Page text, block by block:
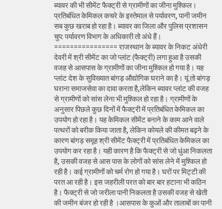
ब्यावर की भी सीमेंट फैक्ट्री से ग्रामीणों का जीना मुश्किल।
प्रतिबंधित केमिकल कचरे के इस्तेमाल से पर्यावरण, पानी जमीन
सब कुछ खराब हो रहा है। ब्यावर का जिला और पुलिस प्रशासन
चुप: पर्यावरण विभाग के अधिकारी तो अंधे हैं।
================ राजस्थान के ब्यावर के निकट अंधेरी
देवरी में श्री सीमेंट का जो प्लांट (फैक्ट्री) लगा हुआ है उसकी
वजह से आसपास के ग्रामीणों का जीना मुश्किल हो गया है। यह
प्लांट देश के सुविख्यात बांगड़ औद्योगिक घराने का है। यूं तो बांगड़
घराना समाजसेवा का दावा करता है,लेकिन ब्यावर प्लांट की वजह
से ग्रामीणों को सांस लेना भी मुश्किल हो रहा है। ग्रामीणों के
अनुसार पिछले कुछ दिनों में फैक्ट्री में प्रतिबंधित केमिकल का
उपयोग हो रहा है। यह केमिकल सीमेंट बनाने के काम आने वाले
पत्थरों को बरीक किया जाता है, लेकिन कोयले की कीमत बढ़ने के
कारण बांगड़ समूह श्री सीमेंट फैक्ट्री में प्रतिबंधित केमिकल का
उपयोग कर रहा है। यही कारण है कि फैक्ट्री से जो धुंआ निकलता
है, उसकी वजह से आस पास के लोगों को सांस लेने में मुश्किल हो
रही है। कई ग्रामीणों को चर्म रोग हो गया है। घरों पर मिट्टी की
परत आ रही है। इस जहरीली परत को बार बार हटाना भी कठिन
है। फैक्ट्री से जो जरीला पानी निकलता है उसकी वजह से खेती
की जमीन बंजर हो रही है ।आसपास के कुओं और तालाबों का पानी